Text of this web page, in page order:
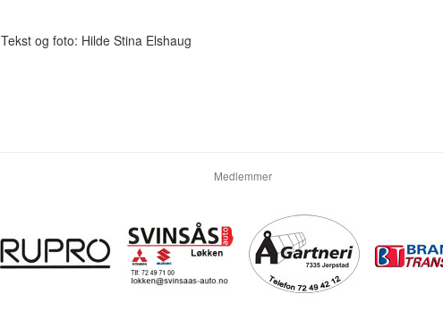
Tekst og foto: Hilde Stina Elshaug
Medlemmer